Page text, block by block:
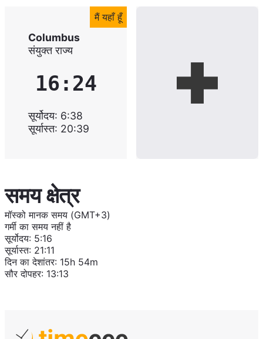
मैं यहाँ हूँ
Columbus
संयुक्त राज्य
16:24
सूर्योदय: 6:38
सूर्यास्त: 20:39
समय क्षेत्र
मॉस्को मानक समय (GMT+3)
गर्मी का समय नहीं है
सूर्योदय: 5:16
सूर्यास्त: 21:11
दिन का देशांतर: 15h 54m
सौर दोपहर: 13:13